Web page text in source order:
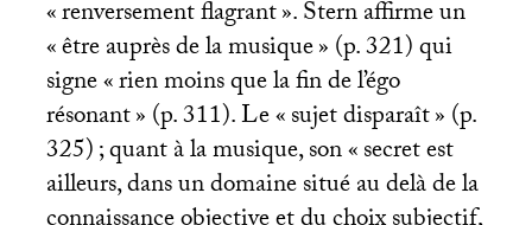
«renversement flagrant». Stern affirme un
«être auprès de la musique» (p. 321) qui
signe «rien moins que la fin de l’égo
résonant» (p. 311). Le «sujet disparaît» (p.
325); quant à la musique, son «secret est
ailleurs, dans un domaine situé au delà de la